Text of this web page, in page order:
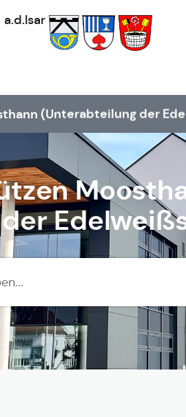
a.d.Isar
(Unterabteilung der
der